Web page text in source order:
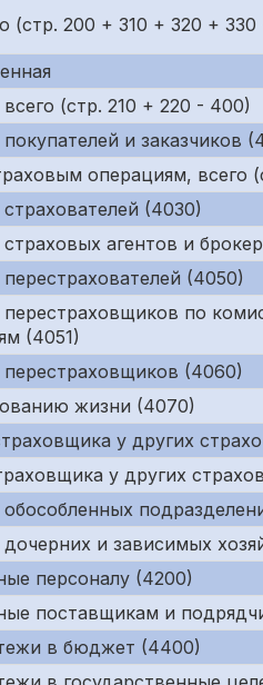
(стр. 200 + 310 + 320 +
(стр. 210 + 220 - 400)
и заказчиков
операциям, всего
(4030)
агентов и
(4050)
по
(4051)
(4060)
жизни (4070)
у других
у других
и зависимых
персоналу (4200)
поставщикам и
в бюджет (4400)